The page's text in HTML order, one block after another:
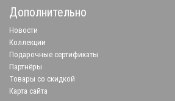
Дополнительно
Новости
Коллекции
Подарочные сертификаты
Партнёры
Товары со скидкой
Карта сайта